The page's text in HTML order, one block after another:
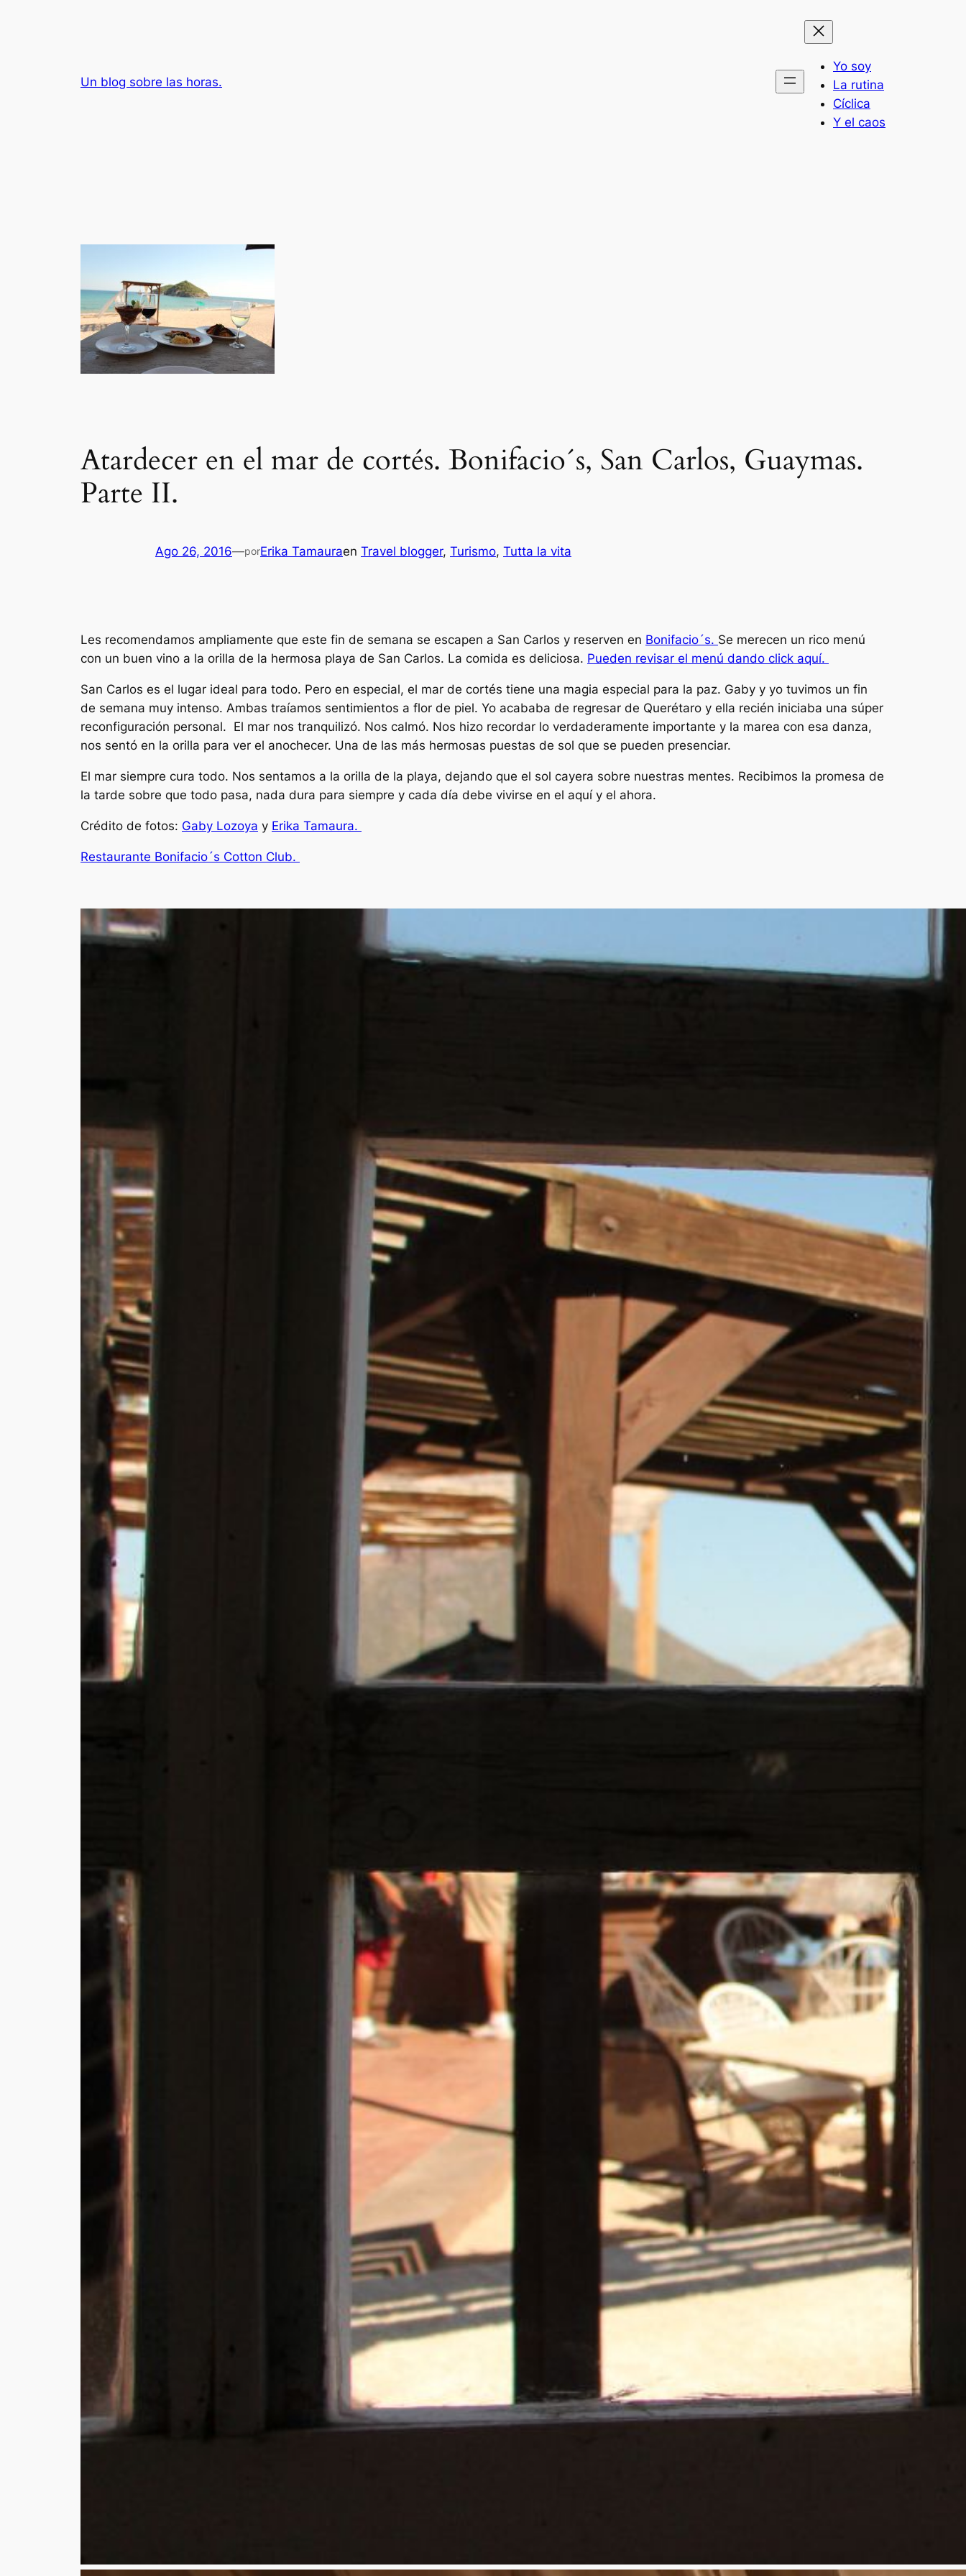
Un blog sobre las horas.
Yo soy
La rutina
Cíclica
Y el caos
Atardecer en el mar de cortés. Bonifacio´s, San Carlos, Guaymas.
Parte II.
Ago 26, 2016—porErika Tamauraen Travel blogger, Turismo, Tutta la vita
Les recomendamos ampliamente que este fin de semana se escapen a San Carlos y reserven en Bonifacio´s. Se merecen un rico menú
con un buen vino a la orilla de la hermosa playa de San Carlos. La comida es deliciosa. Pueden revisar el menú dando click aquí.
San Carlos es el lugar ideal para todo. Pero en especial, el mar de cortés tiene una magia especial para la paz. Gaby y yo tuvimos un fin
de semana muy intenso. Ambas traíamos sentimientos a flor de piel. Yo acababa de regresar de Querétaro y ella recién iniciaba una súper
reconfiguración personal. El mar nos tranquilizó. Nos calmó. Nos hizo recordar lo verdaderamente importante y la marea con esa danza,
nos sentó en la orilla para ver el anochecer. Una de las más hermosas puestas de sol que se pueden presenciar.
El mar siempre cura todo. Nos sentamos a la orilla de la playa, dejando que el sol cayera sobre nuestras mentes. Recibimos la promesa de
la tarde sobre que todo pasa, nada dura para siempre y cada día debe vivirse en el aquí y el ahora.
Crédito de fotos: Gaby Lozoya y Erika Tamaura.
Restaurante Bonifacio´s Cotton Club.